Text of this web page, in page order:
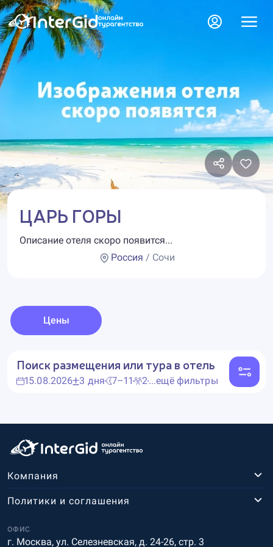
ЦАРЬ ГОРЫ
Описание отеля скоро появится...
Россия / Сочи
Цены
Поиск размещения или тура в отель
15.08.2026 3 дня 7–11 2...ещё фильтры
Компания
ОФИС
г. Москва, ул. Селезневская, д. 24-26, стр. 3
Политики и соглашения